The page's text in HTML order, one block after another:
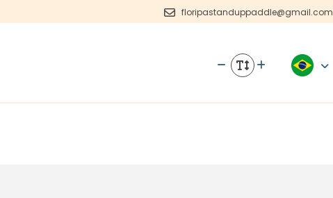
floripastanduppaddle@gmail.com